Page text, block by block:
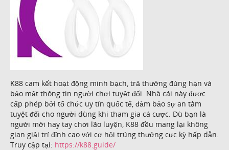
K88 cam kết hoạt động minh bạch, trả thưởng đúng hạn và
bảo mật thông tin người chơi tuyệt đối. Nhà cái này được
cấp phép bởi tổ chức uy tín quốc tế, đảm bảo sự an tâm
tuyệt đối cho người dùng khi tham gia cá cược. Dù bạn là
người mới hay tay chơi lão luyện, K88 đều mang lại không
gian giải trí đỉnh cao với cơ hội trúng thưởng cực kỳ hấp dẫn.
Truy cập tại: https://k88.guide/